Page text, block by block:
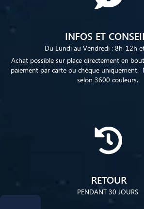
INFOS ET
Du Lundi au Vendredi : 8h-12h
Achat possible sur place directement en
paiement par carte ou chèque uniquement.
selon 3600 couleurs.
RETOUR
PENDANT 30 JOURS